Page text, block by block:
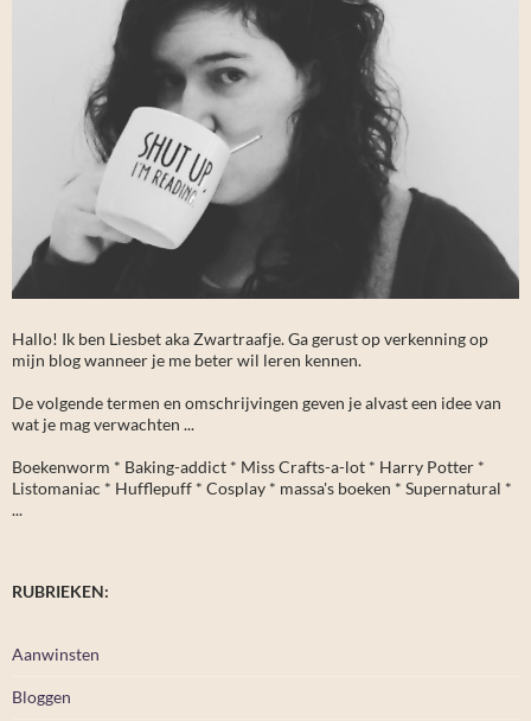
Hallo! Ik ben Liesbet aka Zwartraafje. Ga gerust op verkenning op
mijn blog wanneer je me beter wil leren kennen.
De volgende termen en omschrijvingen geven je alvast een idee van
wat je mag verwachten ...
Boekenworm * Baking-addict * Miss Crafts-a-lot * Harry Potter *
Listomaniac * Hufflepuff * Cosplay * massa's boeken * Supernatural *
...
RUBRIEKEN:
Aanwinsten
Bloggen